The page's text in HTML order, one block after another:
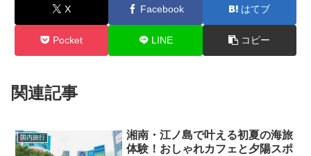
X Facebook はてブ
Pocket LINE コピー
関連記事
国内旅行
湘南・江ノ島で叶える初夏の海旅
体験！おしゃれカフェと夕陽スポ